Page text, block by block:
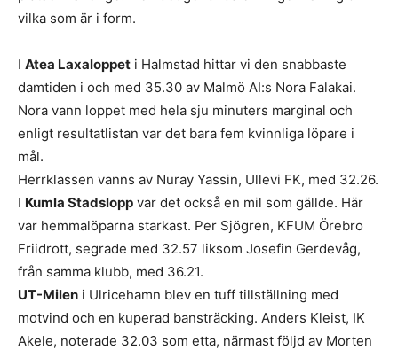
vilka som är i form.
I Atea Laxaloppet i Halmstad hittar vi den snabbaste
damtiden i och med 35.30 av Malmö AI:s Nora Falakai.
Nora vann loppet med hela sju minuters marginal och
enligt resultatlistan var det bara fem kvinnliga löpare i
mål.
Herrklassen vanns av Nuray Yassin, Ullevi FK, med 32.26.
I Kumla Stadslopp var det också en mil som gällde. Här
var hemmalöparna starkast. Per Sjögren, KFUM Örebro
Friidrott, segrade med 32.57 liksom Josefin Gerdevåg,
från samma klubb, med 36.21.
UT-Milen i Ulricehamn blev en tuff tillställning med
motvind och en kuperad bansträcking. Anders Kleist, IK
Akele, noterade 32.03 som etta, närmast följd av Morten